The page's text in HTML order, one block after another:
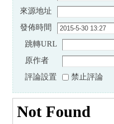
B
來源地址
發佈時間
跳轉URL
原作者
評論設置
禁止評論